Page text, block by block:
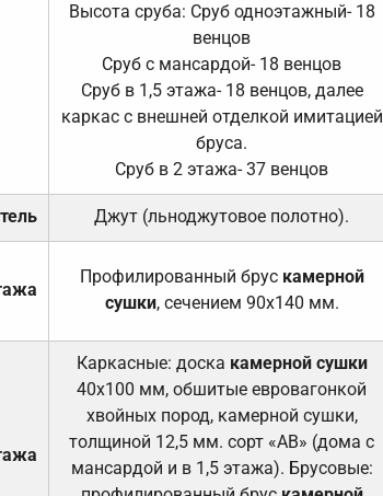
Высота сруба: Сруб одноэтажный- 18
венцов
Сруб с мансардой- 18 венцов
Сруб в 1,5 этажа- 18 венцов, далее
каркас с внешней отделкой имитацией
бруса.
Сруб в 2 этажа- 37 венцов
Джут (льноджутовое полотно).
Профилированный брус камерной
сушки, сечением 90х140 мм.
Каркасные: доска камерной сушки
40х100 мм, обшитые евровагонкой
хвойных пород, камерной сушки,
толщиной 12,5 мм. сорт «АВ» (дома с
мансардой и в 1,5 этажа). Брусовые: